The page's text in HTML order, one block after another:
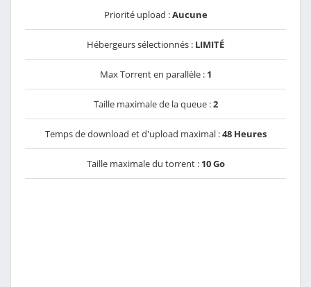
Priorité upload :Aucune
Hébergeurs sélectionnés : LIMITÉ
Max Torrent en parallèle : 1
Taille maximale de la queue :2
Temps de download et d'upload maximal :48 Heures
Taille maximale du torrent : 10 Go